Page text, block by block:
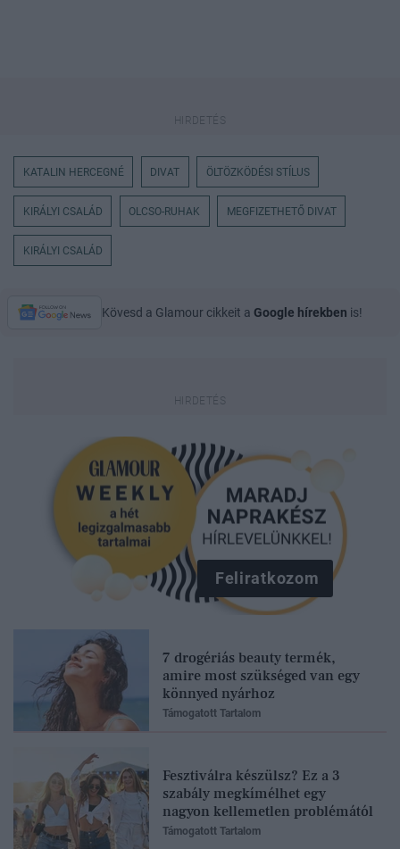
KATALIN HERCEGNÉ DIVAT ÖLTÖZKÖDÉSI STÍLUS
KIRÁLYI CSALÁD OLCSO-RUHAK MEGFIZETHETŐ DIVAT
KIRÁLYI CSALÁD
Kövesd a Glamour cikkeit a Google hírekben is!
Feliratkozom
7 drogériás beauty termék,
amire most szükséged van egy
könnyed nyárhoz
Támogatott Tartalom
Fesztiválra készülsz? Ez a 3
szabály megkímélhet egy
nagyon kellemetlen problémától
Támogatott Tartalom